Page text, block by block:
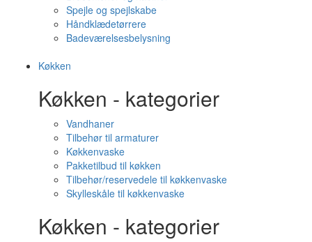
Spejle og spejlskabe
Håndklædetørrere
Badeværelsesbelysning
Køkken
Køkken - kategorier
Vandhaner
Tilbehør til armaturer
Køkkenvaske
Pakketilbud til køkken
Tilbehør/reservedele til køkkenvaske
Skylleskåle til køkkenvaske
Køkken - kategorier